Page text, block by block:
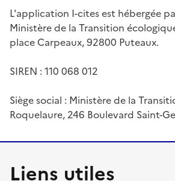
L'application I-cites est hébergée
Ministère de la Transition
place Carpeaux, 92800 Puteaux.
SIREN : 110 068 012
Siège social : Ministère de la
Roquelaure, 246 Boulevard Saint-
Liens utiles